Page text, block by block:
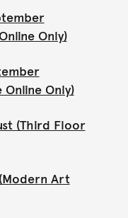
Only)
Online Only)
(Third Floor
Art